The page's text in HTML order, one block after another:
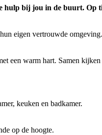
hulp bij jou in de buurt. Op
eigen vertrouwde
een warm hart. Samen
keuken en badkamer.
op de hoogte.